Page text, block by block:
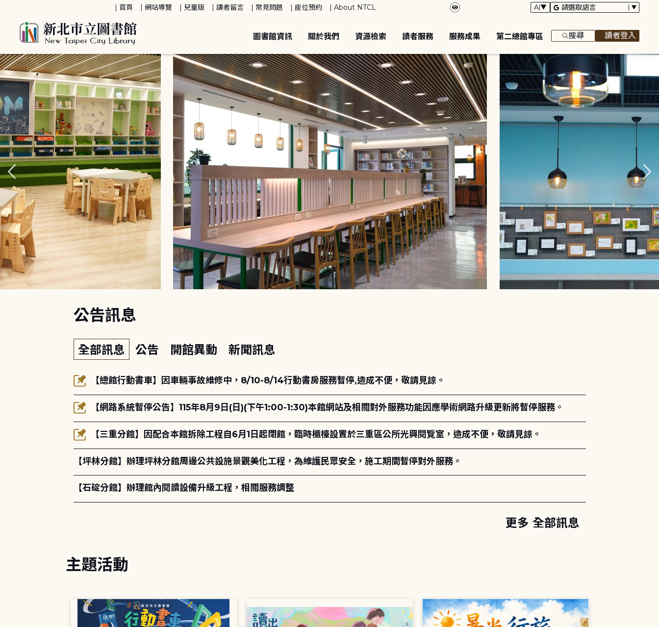
首頁 網站導覽 兒童版 讀者留言 常見問題 座位預約 About NTCL
圖書館資訊 關於我們 資源檢索 讀者服務 服務成果 第二總館專區 搜尋 讀者登入
公告訊息
全部訊息 公告 開館異動 新聞訊息
【總館行動書車】因車輛事故維修中，8/10-8/14行動書房服務暫停,造成不便，敬請見諒。
【網路系統暫停公告】115年8月9日(日)(下午1:00-1:30)本館網站及相關對外服務功能因應學術網路升級更新將暫停服務。
【三重分館】因配合本館拆除工程自6月1日起閉館，臨時櫃檯設置於三重區公所光興閱覽室，造成不便，敬請見諒。
【坪林分館】辦理坪林分館周邊公共設施景觀美化工程，為維護民眾安全，施工期間暫停對外服務。
【石碇分館】辦理館內閱讀設備升級工程，相關服務調整
更多 全部訊息
主題活動